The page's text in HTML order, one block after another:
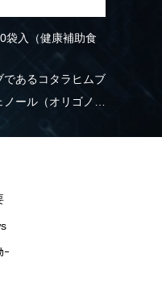
袋入（健康補助食
であるコタラヒムブ
ール（オリゴノー
になる方を応援し
ｰ